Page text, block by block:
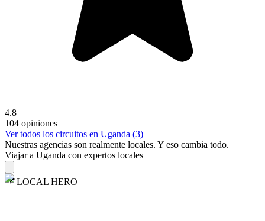
4.8
104 opiniones
Ver todos los circuitos en Uganda (3)
Nuestras agencias son realmente locales. Y eso cambia todo.
Viajar a Uganda con expertos locales
LOCAL HERO